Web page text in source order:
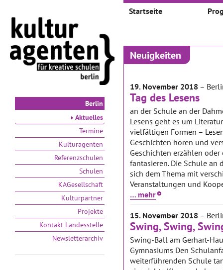
Berlin
Aktuelles
Termine
Kulturagenten
Referenzschulen
Schulen
KAGesellschaft
Kulturpartner
Projekte
Kontakt Landesstelle
Newsletterarchiv
Startseite
Neuigkeiten
19. November 2018 –
Tag des Lesens
an der Schule an der
Lesens geht es um
vielfältigen Formen –
Geschichten hören und
Geschichten erzählen
fantasieren. Die Schule an
sich dem Thema mit
Veranstaltungen und
… mehr
15. November 2018 –
Swing, Swing,
Swing-Ball am Gerhart-
Gymnasiums Den
weiterführenden Schule